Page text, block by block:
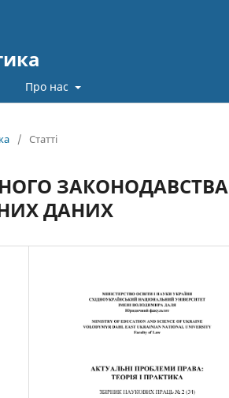
Про нас
/ Статті
ЗАКОНОДАВСТВА
ДАНИХ